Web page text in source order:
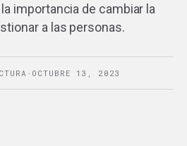
importancia de cambiar la
a las personas.
· OCTUBRE 13, 2023